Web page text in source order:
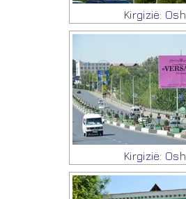
Kirgizië: Osh
Kirgizië: Osh